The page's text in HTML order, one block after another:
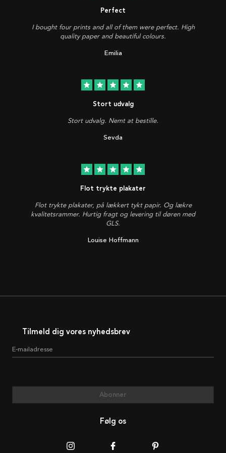
Perfect
I bought four prints and all of them were perfect. High
quality paper and beautiful colours.
Emilia
star star star star star
Stort udvalg
Stort udvalg. Nemt at bestille.
Sevda
star star star star star
Flot trykte plakater
Flot trykte plakater, på lækkert tykt papir. Og lækre
kvalitetsrammer. Hurtig fragt og levering til døren med
GLS.
Louise Hoffmann
Tilmeld dig vores nyhedsbrev
E-mailadresse
Abonner
Følg os